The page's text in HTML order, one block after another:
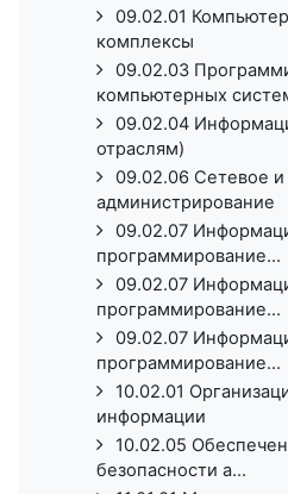
09.02.01
комплексы
09.02.03
компьютерных
09.02.04
отраслям)
09.02.06 Сетевое
администрирование
09.02.07
программирование...
09.02.07
программирование...
09.02.07
программирование...
10.02.01
информации
10.02.05
безопасности а...